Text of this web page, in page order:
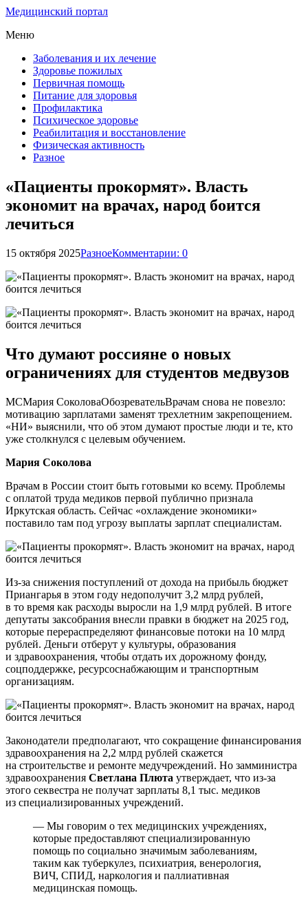
Медицинский портал
Меню
Заболевания и их лечение
Здоровье пожилых
Первичная помощь
Питание для здоровья
Профилактика
Психическое здоровье
Реабилитация и восстановление
Физическая активность
Разное
«Пациенты прокормят». Власть
экономит на врачах, народ боится
лечиться
15 октября 2025РазноеКомментарии: 0
Что думают россияне о новых
ограничениях для студентов медвузов
МСМария СоколоваОбозревательВрачам снова не повезло:
мотивацию зарплатами заменят трехлетним закрепощением.
«НИ» выяснили, что об этом думают простые люди и те, кто
уже столкнулся с целевым обучением.
Мария Соколова
Врачам в России стоит быть готовыми ко всему. Проблемы
с оплатой труда медиков первой публично признала
Иркутская область. Сейчас «охлаждение экономики»
поставило там под угрозу выплаты зарплат специалистам.
Из-за снижения поступлений от дохода на прибыль бюджет
Приангарья в этом году недополучит 3,2 млрд рублей,
в то время как расходы выросли на 1,9 млрд рублей. В итоге
депутаты заксобрания внесли правки в бюджет на 2025 год,
которые перераспределяют финансовые потоки на 10 млрд
рублей. Деньги отберут у культуры, образования
и здравоохранения, чтобы отдать их дорожному фонду,
соцподдержке, ресурсоснабжающим и транспортным
организациям.
Законодатели предполагают, что сокращение финансирования
здравоохранения на 2,2 млрд рублей скажется
на строительстве и ремонте медучреждений. Но замминистра
здравоохранения Светлана Плюта утверждает, что из-за
этого секвестра не получат зарплаты 8,1 тыс. медиков
из специализированных учреждений.
— Мы говорим о тех медицинских учреждениях,
которые предоставляют специализированную
помощь по социально значимым заболеваниям,
таким как туберкулез, психиатрия, венерология,
ВИЧ, СПИД, наркология и паллиативная
медицинская помощь.